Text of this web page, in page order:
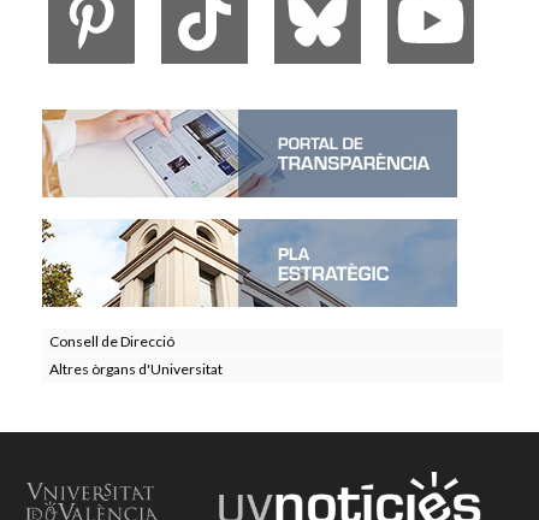
Consell de Direcció
Altres òrgans d'Universitat